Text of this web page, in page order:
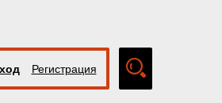
Регистрация